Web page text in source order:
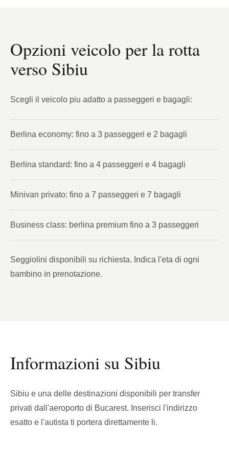
Opzioni veicolo per la rotta
verso Sibiu
Scegli il veicolo piu adatto a passeggeri e bagagli:
Berlina economy: fino a 3 passeggeri e 2 bagagli
Berlina standard: fino a 4 passeggeri e 4 bagagli
Minivan privato: fino a 7 passeggeri e 7 bagagli
Business class: berlina premium fino a 3 passeggeri
Seggiolini disponibili su richiesta. Indica l'eta di ogni
bambino in prenotazione.
Informazioni su Sibiu
Sibiu e una delle destinazioni disponibili per transfer
privati dall'aeroporto di Bucarest. Inserisci l'indirizzo
esatto e l'autista ti portera direttamente li.